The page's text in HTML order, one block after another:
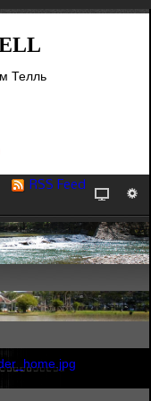
Телль
RSS Feed